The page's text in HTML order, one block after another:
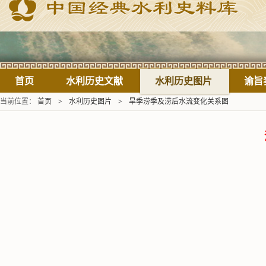
首页 水利历史文献 水利历史图片 谕旨
当前位置： 首页 > 水利历史图片 > 旱季涝季及涝后水流变化关系图